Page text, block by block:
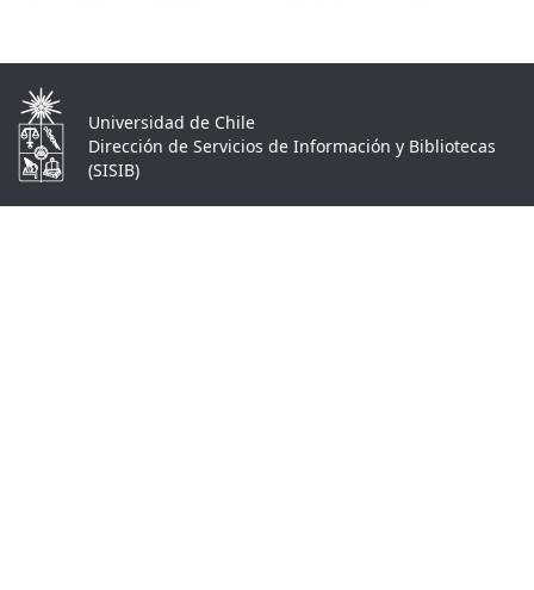
Universidad de Chile
Dirección de Servicios de Información y Bibliotecas
(SISIB)